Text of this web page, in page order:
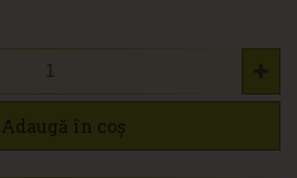
Adaugă în coș